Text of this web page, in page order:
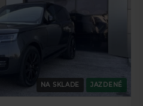
NA SKLADE JAZDENÉ